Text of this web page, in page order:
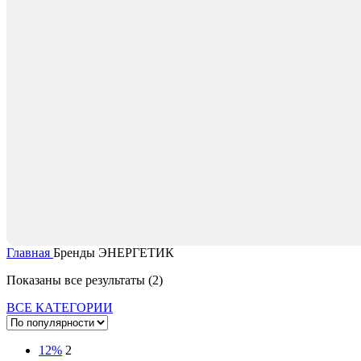
Главная Бренды ЭНЕРГЕТИК
Показаны все результаты (2)Сортировка:
ВСЕ КАТЕГОРИИ
12% 2